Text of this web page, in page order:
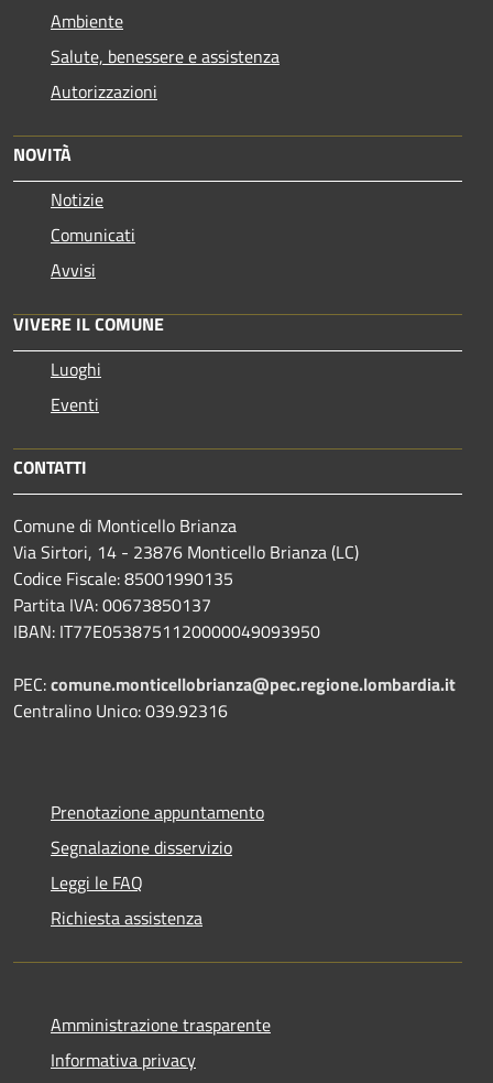
Ambiente
Salute, benessere e assistenza
Autorizzazioni
NOVITÀ
Notizie
Comunicati
Avvisi
VIVERE IL COMUNE
Luoghi
Eventi
CONTATTI
Comune di Monticello Brianza
Via Sirtori, 14 - 23876 Monticello Brianza (LC)
Codice Fiscale: 85001990135
Partita IVA: 00673850137
IBAN: IT77E0538751120000049093950
PEC:comune.monticellobrianza@pec.regione.lombardia.it
Centralino Unico: 039.92316
Prenotazione appuntamento
Segnalazione disservizio
Leggi le FAQ
Richiesta assistenza
Amministrazione trasparente
Informativa privacy